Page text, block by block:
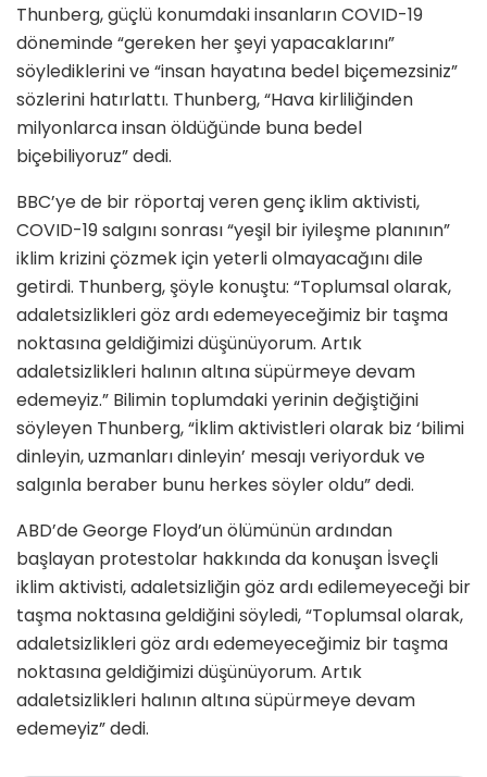
Thunberg, güçlü konumdaki insanların COVID-19
döneminde “gereken her şeyi yapacaklarını”
söylediklerini ve “insan hayatına bedel biçemezsiniz”
sözlerini hatırlattı. Thunberg, “Hava kirliliğinden
milyonlarca insan öldüğünde buna bedel
biçebiliyoruz” dedi.
BBC’ye de bir röportaj veren genç iklim aktivisti,
COVID-19 salgını sonrası “yeşil bir iyileşme planının”
iklim krizini çözmek için yeterli olmayacağını dile
getirdi. Thunberg, şöyle konuştu: “Toplumsal olarak,
adaletsizlikleri göz ardı edemeyeceğimiz bir taşma
noktasına geldiğimizi düşünüyorum. Artık
adaletsizlikleri halının altına süpürmeye devam
edemeyiz.” Bilimin toplumdaki yerinin değiştiğini
söyleyen Thunberg, “İklim aktivistleri olarak biz ‘bilimi
dinleyin, uzmanları dinleyin’ mesajı veriyorduk ve
salgınla beraber bunu herkes söyler oldu” dedi.
ABD’de George Floyd’un ölümünün ardından
başlayan protestolar hakkında da konuşan İsveçli
iklim aktivisti, adaletsizliğin göz ardı edilemeyeceği bir
taşma noktasına geldiğini söyledi, “Toplumsal olarak,
adaletsizlikleri göz ardı edemeyeceğimiz bir taşma
noktasına geldiğimizi düşünüyorum. Artık
adaletsizlikleri halının altına süpürmeye devam
edemeyiz” dedi.